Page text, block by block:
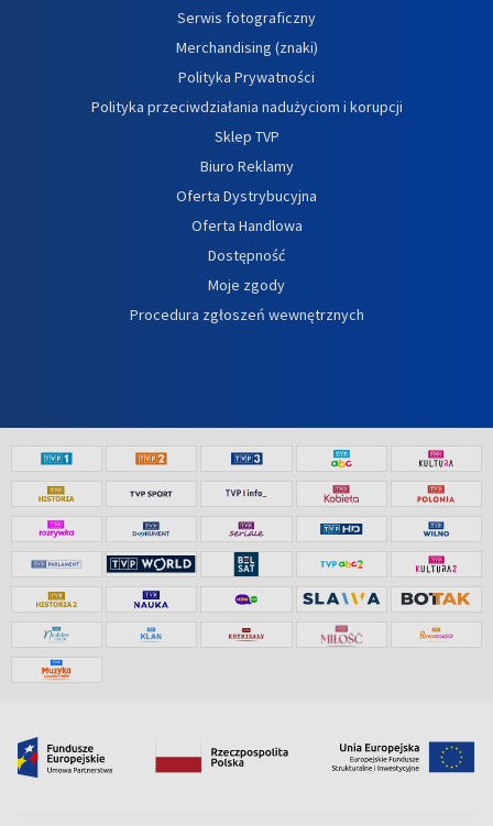
Serwis fotograficzny
Merchandising (znaki)
Polityka Prywatności
Polityka przeciwdziałania nadużyciom i korupcji
Sklep TVP
Biuro Reklamy
Oferta Dystrybucyjna
Oferta Handlowa
Dostępność
Moje zgody
Procedura zgłoszeń wewnętrznych